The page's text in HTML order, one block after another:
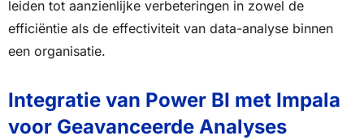
leiden tot aanzienlijke verbeteringen in zowel de
efficiëntie als de effectiviteit van data-analyse binnen
een organisatie.
Integratie van Power BI met Impala
voor Geavanceerde Analyses